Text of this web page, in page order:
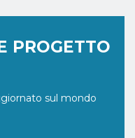
PROGETTO
sul mondo